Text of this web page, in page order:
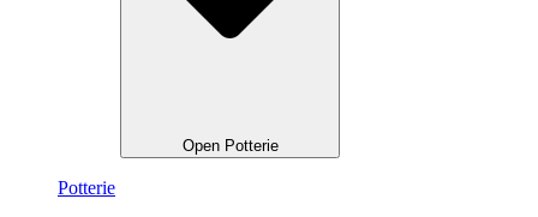
Open Potterie
Potterie